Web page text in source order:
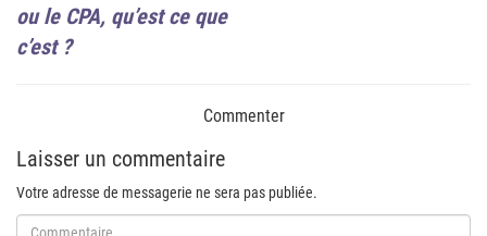
ou le CPA, qu’est ce que
c’est ?
Commenter
Laisser un commentaire
Votre adresse de messagerie ne sera pas publiée.